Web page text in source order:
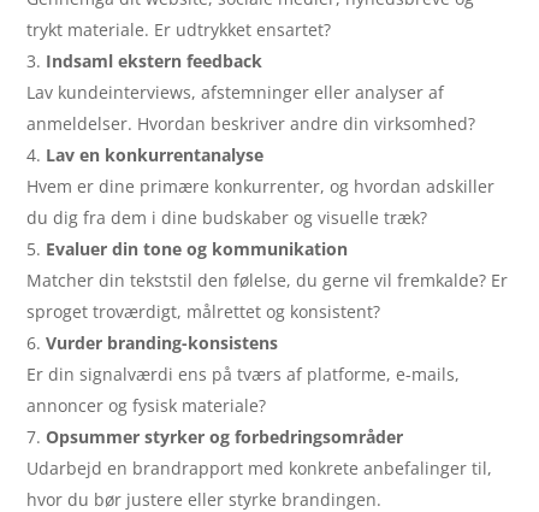
trykt materiale. Er udtrykket ensartet?
Indsaml ekstern feedback
Lav kundeinterviews, afstemninger eller analyser af
anmeldelser. Hvordan beskriver andre din virksomhed?
Lav en konkurrentanalyse
Hvem er dine primære konkurrenter, og hvordan adskiller
du dig fra dem i dine budskaber og visuelle træk?
Evaluer din tone og kommunikation
Matcher din tekststil den følelse, du gerne vil fremkalde? Er
sproget troværdigt, målrettet og konsistent?
Vurder branding-konsistens
Er din signalværdi ens på tværs af platforme, e-mails,
annoncer og fysisk materiale?
Opsummer styrker og forbedringsområder
Udarbejd en brandrapport med konkrete anbefalinger til,
hvor du bør justere eller styrke brandingen.